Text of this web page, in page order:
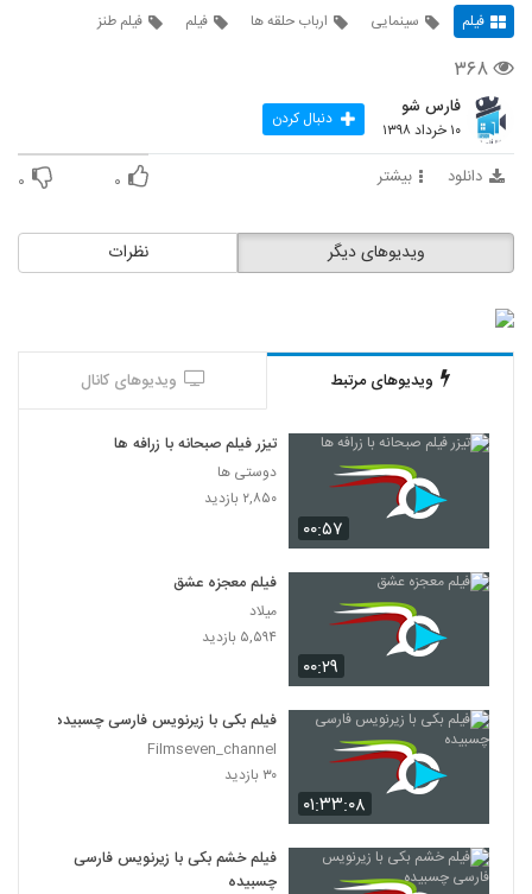
فیلم سینمایی ارباب حلقه ها فیلم فیلم طنز
۳۶۸
فارس شو
۱۰ خرداد ۱۳۹۸ دنبال کردن
دانلود بیشتر ۰ ۰
نظرات ویدیوهای دیگر
ویدیوهای مرتبط ویدیوهای کانال
۰۰:۵۷
تیزر فیلم صبحانه با زرافه ها
دوستی ها
۲,۸۵۰ بازدید
۰۰:۲۹
فیلم معجزه عشق
میلاد
۵,۵۹۴ بازدید
۰۱:۳۳:۰۸
فیلم بکی با زیرنویس فارسی چسبیده
Filmseven_channel
۳۰ بازدید
فیلم خشم بکی با زیرنویس فارسی
چسبیده